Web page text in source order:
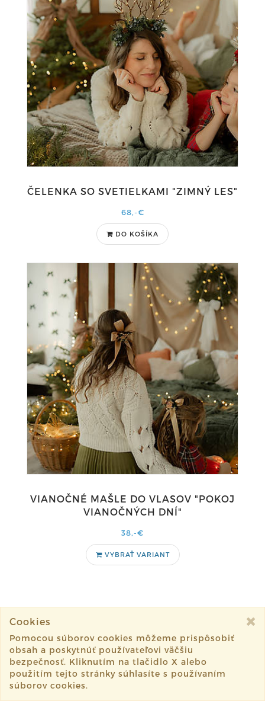
ČELENKA SO SVETIELKAMI "ZIMNÝ LES"
68,-€
DO KOŠÍKA
VIANOČNÉ MAŠLE DO VLASOV "POKOJ
VIANOČNÝCH DNÍ"
38,-€
VYBRAŤ VARIANT
1
Nasledujúce
Cookies
Pomocou súborov cookies môžeme prispôsobiť
obsah a poskytnúť používateľovi väčšiu
bezpečnosť. Kliknutím na tlačidlo X alebo
použitím tejto stránky súhlasíte s používaním
súborov cookies.